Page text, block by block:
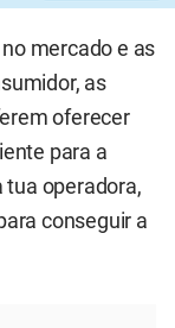
mercado e as
as
oferecer
para a
tua operadora,
conseguir a